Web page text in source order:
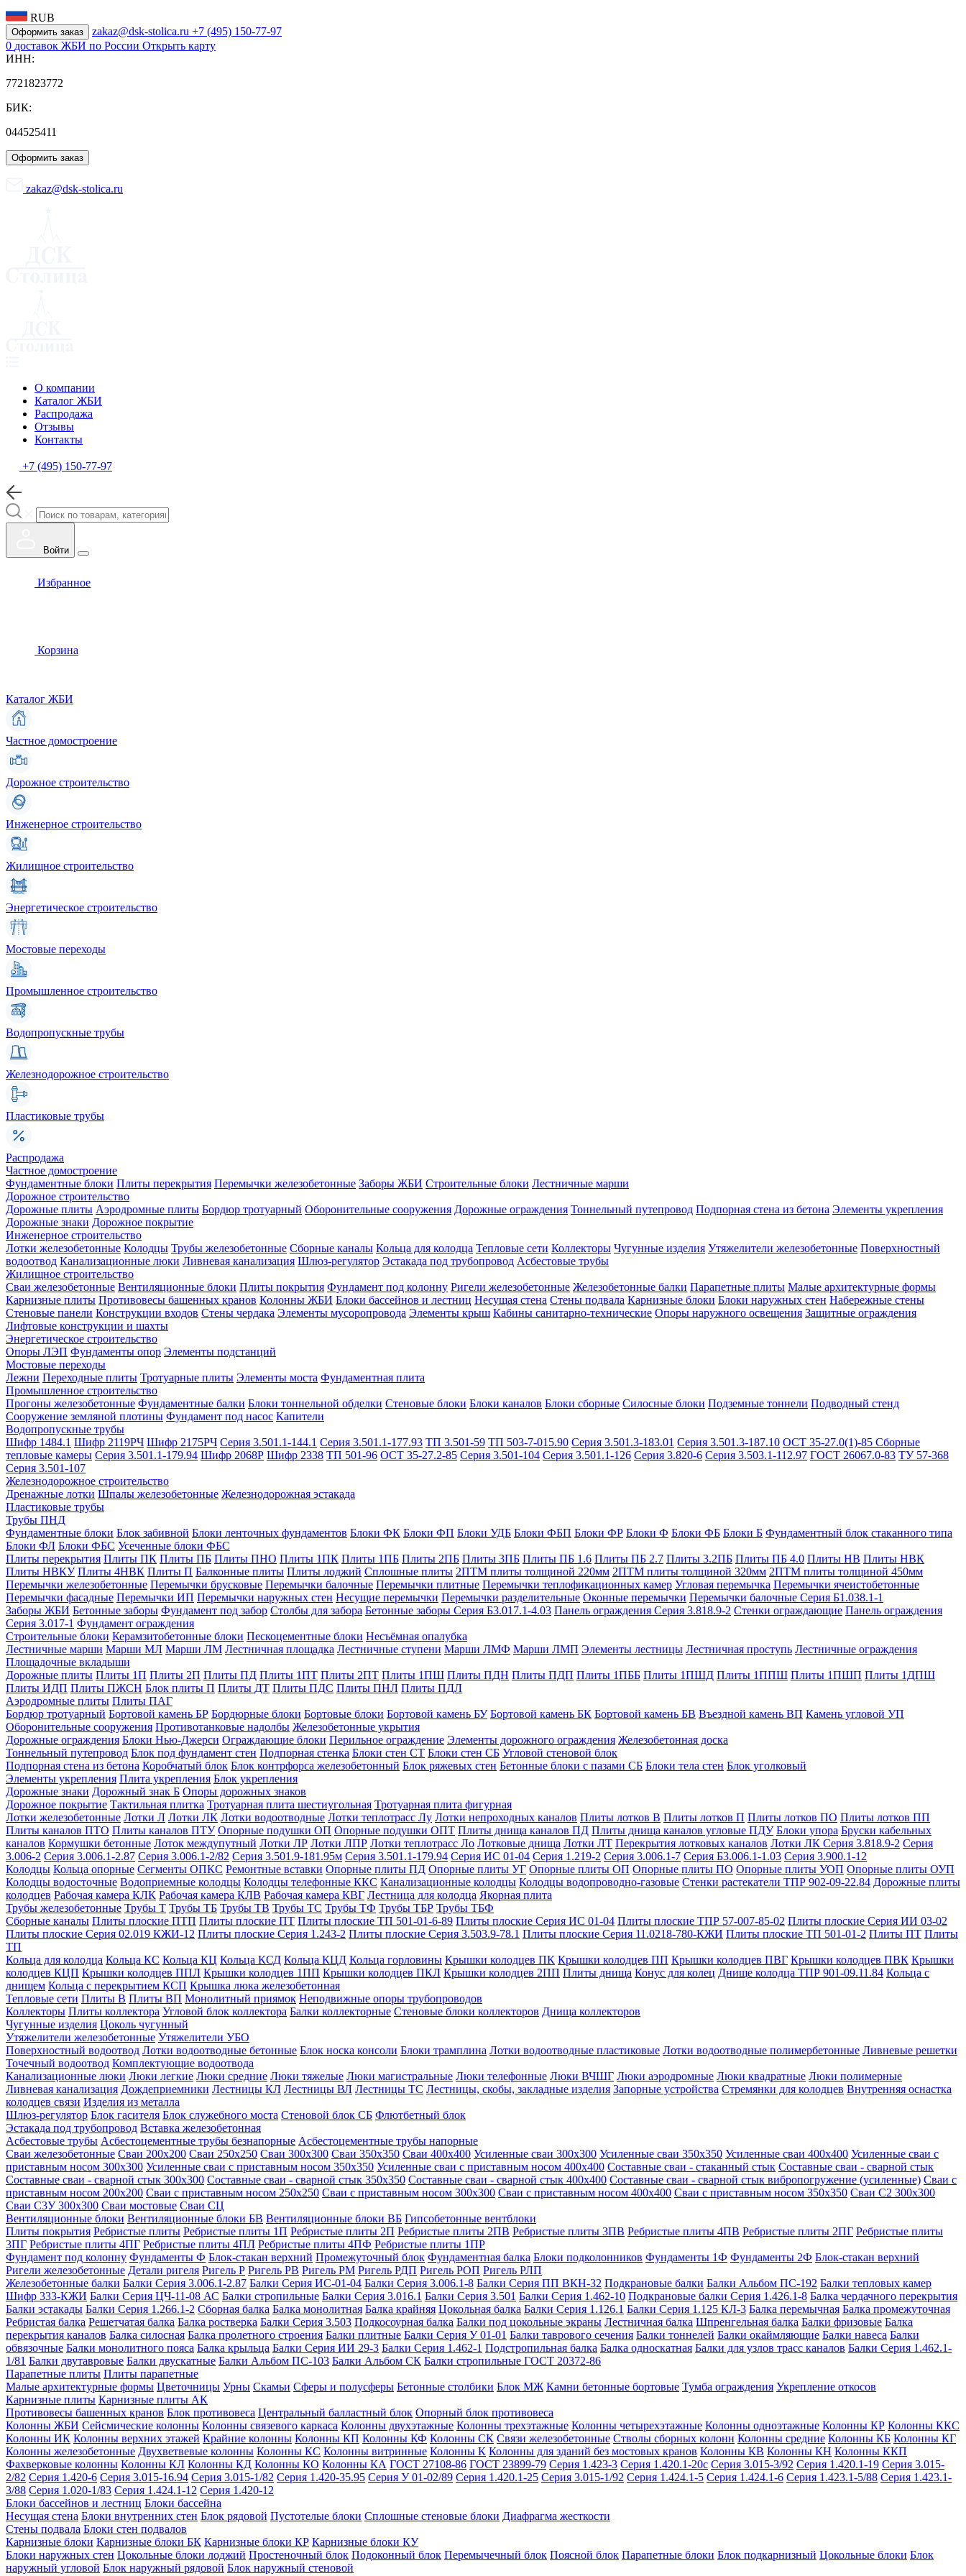
RUB
Оформить заказ zakaz@dsk-stolica.ru +7 (495) 150-77-97
0 доставок ЖБИ по России Открыть карту
ИНН:
7721823772
БИК:
044525411
Оформить заказ
zakaz@dsk-stolica.ru
О компании
Каталог ЖБИ
Распродажа
Отзывы
Контакты
+7 (495) 150-77-97
Войти
Избранное
Корзина
Каталог ЖБИ
Частное домостроение
Дорожное строительство
Инженерное строительство
Жилищное строительство
Энергетическое строительство
Мостовые переходы
Промышленное строительство
Водопропускные трубы
Железнодорожное строительство
Пластиковые трубы
Распродажа
Частное домостроение
Фундаментные блоки Плиты перекрытия Перемычки железобетонные Заборы ЖБИ Строительные блоки Лестничные марши
Дорожное строительство
Дорожные плиты Аэродромные плиты Бордюр тротуарный Оборонительные сооружения Дорожные ограждения Тоннельный путепровод Подпорная стена из бетона Элементы укрепления
Дорожные знаки Дорожное покрытие
Инженерное строительство
Лотки железобетонные Колодцы Трубы железобетонные Сборные каналы Кольца для колодца Тепловые сети Коллекторы Чугунные изделия Утяжелители железобетонные Поверхностный
водоотвод Канализационные люки Ливневая канализация Шлюз-регулятор Эстакада под трубопровод Асбестовые трубы
Жилищное строительство
Сваи железобетонные Вентиляционные блоки Плиты покрытия Фундамент под колонну Ригели железобетонные Железобетонные балки Парапетные плиты Малые архитектурные формы
Карнизные плиты Противовесы башенных кранов Колонны ЖБИ Блоки бассейнов и лестниц Несущая стена Стены подвала Карнизные блоки Блоки наружных стен Набережные стены
Стеновые панели Конструкции входов Стены чердака Элементы мусоропровода Элементы крыш Кабины санитарно-технические Опоры наружного освещения Защитные ограждения
Лифтовые конструкции и шахты
Энергетическое строительство
Опоры ЛЭП Фундаменты опор Элементы подстанций
Мостовые переходы
Лежни Переходные плиты Тротуарные плиты Элементы моста Фундаментная плита
Промышленное строительство
Прогоны железобетонные Фундаментные балки Блоки тоннельной обделки Стеновые блоки Блоки каналов Блоки сборные Силосные блоки Подземные тоннели Подводный стенд
Сооружение земляной плотины Фундамент под насос Капители
Водопропускные трубы
Шифр 1484.1 Шифр 2119РЧ Шифр 2175РЧ Серия 3.501.1-144.1 Серия 3.501.1-177.93 ТП 3.501-59 ТП 503-7-015.90 Серия 3.501.3-183.01 Серия 3.501.3-187.10 ОСТ 35-27.0(1)-85 Сборные
тепловые камеры Серия 3.501.1-179.94 Шифр 2068Р Шифр 2338 ТП 501-96 ОСТ 35-27.2-85 Серия 3.501-104 Серия 3.501.1-126 Серия 3.820-6 Серия 3.503.1-112.97 ГОСТ 26067.0-83 ТУ 57-368
Серия 3.501-107
Железнодорожное строительство
Дренажные лотки Шпалы железобетонные Железнодорожная эстакада
Пластиковые трубы
Трубы ПНД
Фундаментные блоки Блок забивной Блоки ленточных фундаментов Блоки ФК Блоки ФП Блоки УДБ Блоки ФБП Блоки ФР Блоки Ф Блоки ФБ Блоки Б Фундаментный блок стаканного типа
Блоки ФЛ Блоки ФБС Усеченные блоки ФБС
Плиты перекрытия Плиты ПК Плиты ПБ Плиты ПНО Плиты 1ПК Плиты 1ПБ Плиты 2ПБ Плиты 3ПБ Плиты ПБ 1.6 Плиты ПБ 2.7 Плиты 3.2ПБ Плиты ПБ 4.0 Плиты НВ Плиты НВК
Плиты НВКУ Плиты 4НВК Плиты П Балконные плиты Плиты лоджий Сплошные плиты 2ПТМ плиты толщиной 220мм 2ПТМ плиты толщиной 320мм 2ПТМ плиты толщиной 450мм
Перемычки железобетонные Перемычки брусковые Перемычки балочные Перемычки плитные Перемычки теплофикационных камер Угловая перемычка Перемычки ячеистобетонные
Перемычки фасадные Перемычки ИП Перемычки наружных стен Несущие перемычки Перемычки разделительные Оконные перемычки Перемычки балочные Серия Б1.038.1-1
Заборы ЖБИ Бетонные заборы Фундамент под забор Столбы для забора Бетонные заборы Серия Б3.017.1-4.03 Панель ограждения Серия 3.818.9-2 Стенки ограждающие Панель ограждения
Серия 3.017-1 Фундамент ограждения
Строительные блоки Керамзитобетонные блоки Пескоцементные блоки Несъёмная опалубка
Лестничные марши Марши МЛ Марши ЛМ Лестничная площадка Лестничные ступени Марши ЛМФ Марши ЛМП Элементы лестницы Лестничная проступь Лестничные ограждения
Площадочные вкладыши
Дорожные плиты Плиты 1П Плиты 2П Плиты ПД Плиты 1ПТ Плиты 2ПТ Плиты 1ПШ Плиты ПДН Плиты ПДП Плиты 1ПББ Плиты 1ПШД Плиты 1ППШ Плиты 1ПШП Плиты 1ДПШ
Плиты ИДП Плиты ПЖСН Блок плиты П Плиты ДТ Плиты ПДС Плиты ПНЛ Плиты ПДЛ
Аэродромные плиты Плиты ПАГ
Бордюр тротуарный Бортовой камень БР Бордюрные блоки Бортовые блоки Бортовой камень БУ Бортовой камень БК Бортовой камень БВ Въездной камень ВП Камень угловой УП
Оборонительные сооружения Противотанковые надолбы Железобетонные укрытия
Дорожные ограждения Блоки Нью-Джерси Ограждающие блоки Перильное ограждение Элементы дорожного ограждения Железобетонная доска
Тоннельный путепровод Блок под фундамент стен Подпорная стенка Блоки стен СТ Блоки стен СБ Угловой стеновой блок
Подпорная стена из бетона Коробчатый блок Блок контрфорса железобетонный Блок ряжевых стен Бетонные блоки с пазами СБ Блоки тела стен Блок уголковый
Элементы укрепления Плита укрепления Блок укрепления
Дорожные знаки Дорожный знак Б Опоры дорожных знаков
Дорожное покрытие Тактильная плитка Тротуарная плита шестиугольная Тротуарная плита фигурная
Лотки железобетонные Лотки Л Лотки ЛК Лотки водоотводные Лотки теплотрасс Лу Лотки непроходных каналов Плиты лотков В Плиты лотков П Плиты лотков ПО Плиты лотков ПП
Плиты каналов ПТО Плиты каналов ПТУ Опорные подушки ОП Опорные подушки ОПТ Плиты днища каналов ПД Плиты днища каналов угловые ПДУ Блоки упора Бруски кабельных
каналов Кормушки бетонные Лоток междупутный Лотки ЛР Лотки ЛПР Лотки теплотрасс Ло Лотковые днища Лотки ЛТ Перекрытия лотковых каналов Лотки ЛК Серия 3.818.9-2 Серия
3.006-2 Серия 3.006.1-2.87 Серия 3.006.1-2/82 Серия 3.501.9-181.95м Серия 3.501.1-179.94 Серия ИС 01-04 Серия 1.219-2 Серия 3.006.1-7 Серия Б3.006.1-1.03 Серия 3.900.1-12
Колодцы Кольца опорные Сегменты ОПКС Ремонтные вставки Опорные плиты ПД Опорные плиты УГ Опорные плиты ОП Опорные плиты ПО Опорные плиты УОП Опорные плиты ОУП
Колодцы водосточные Водоприемные колодцы Колодцы телефонные ККС Канализационные колодцы Колодцы водопроводно-газовые Стенки растекатели ТПР 902-09-22.84 Дорожные плиты
колодцев Рабочая камера КЛК Рабочая камера КЛВ Рабочая камера КВГ Лестница для колодца Якорная плита
Трубы железобетонные Трубы Т Трубы ТБ Трубы ТВ Трубы ТС Трубы ТФ Трубы ТБР Трубы ТБФ
Сборные каналы Плиты плоские ПТП Плиты плоские ПТ Плиты плоские ТП 501-01-6-89 Плиты плоские Серия ИС 01-04 Плиты плоские ТПР 57-007-85-02 Плиты плоские Серия ИИ 03-02
Плиты плоские Серия 02.019 КЖИ-12 Плиты плоские Серия 1.243-2 Плиты плоские Серия 3.503.9-78.1 Плиты плоские Серия 11.0218-780-КЖИ Плиты плоские ТП 501-01-2 Плиты ПТ Плиты
ТП
Кольца для колодца Кольца КС Кольца КЦ Кольца КСД Кольца КЦД Кольца горловины Крышки колодцев ПК Крышки колодцев ПП Крышки колодцев ПВГ Крышки колодцев ПВК Крышки
колодцев КЦП Крышки колодцев ППЛ Крышки колодцев 1ПП Крышки колодцев ПКЛ Крышки колодцев 2ПП Плиты днища Конус для колец Днище колодца ТПР 901-09.11.84 Кольца с
днищем Кольца с перекрытием КСП Крышка люка железобетонная
Тепловые сети Плиты В Плиты ВП Монолитный приямок Неподвижные опоры трубопроводов
Коллекторы Плиты коллектора Угловой блок коллектора Балки коллекторные Стеновые блоки коллекторов Днища коллекторов
Чугунные изделия Цоколь чугунный
Утяжелители железобетонные Утяжелители УБО
Поверхностный водоотвод Лотки водоотводные бетонные Блок носка консоли Блоки трамплина Лотки водоотводные пластиковые Лотки водоотводные полимербетонные Ливневые решетки
Точечный водоотвод Комплектующие водоотвода
Канализационные люки Люки легкие Люки средние Люки тяжелые Люки магистральные Люки телефонные Люки ВЧШГ Люки аэродромные Люки квадратные Люки полимерные
Ливневая канализация Дождеприемники Лестницы КЛ Лестницы ВЛ Лестницы ТС Лестницы, скобы, закладные изделия Запорные устройства Стремянки для колодцев Внутренняя оснастка
колодцев связи Изделия из металла
Шлюз-регулятор Блок гасителя Блок служебного моста Стеновой блок СБ Флютбетный блок
Эстакада под трубопровод Вставка железобетонная
Асбестовые трубы Асбестоцементные трубы безнапорные Асбестоцементные трубы напорные
Сваи железобетонные Сваи 200х200 Сваи 250х250 Сваи 300х300 Сваи 350х350 Сваи 400х400 Усиленные сваи 300х300 Усиленные сваи 350х350 Усиленные сваи 400х400 Усиленные сваи с
приставным носом 300х300 Усиленные сваи с приставным носом 350х350 Усиленные сваи с приставным носом 400х400 Составные сваи - стаканный стык Составные сваи - сварной стык
Составные сваи - сварной стык 300х300 Составные сваи - сварной стык 350х350 Составные сваи - сварной стык 400х400 Составные сваи - сварной стык вибропогружение (усиленные) Сваи с
приставным носом 200х200 Сваи с приставным носом 250х250 Сваи с приставным носом 300х300 Сваи с приставным носом 400х400 Сваи с приставным носом 350х350 Сваи С2 300х300
Сваи С3У 300х300 Сваи мостовые Сваи СЦ
Вентиляционные блоки Вентиляционные блоки БВ Вентиляционные блоки ВБ Гипсобетонные вентблоки
Плиты покрытия Ребристые плиты Ребристые плиты 1П Ребристые плиты 2П Ребристые плиты 2ПВ Ребристые плиты 3ПВ Ребристые плиты 4ПВ Ребристые плиты 2ПГ Ребристые плиты
3ПГ Ребристые плиты 4ПГ Ребристые плиты 4ПЛ Ребристые плиты 4ПФ Ребристые плиты 1ПР
Фундамент под колонну Фундаменты Ф Блок-стакан верхний Промежуточный блок Фундаментная балка Блоки подколонников Фундаменты 1Ф Фундаменты 2Ф Блок-стакан верхний
Ригели железобетонные Детали ригеля Ригель Р Ригель РВ Ригель РМ Ригель РДП Ригель РОП Ригель РЛП
Железобетонные балки Балки Серия 3.006.1-2.87 Балки Серия ИС-01-04 Балки Серия 3.006.1-8 Балки Серия ПП ВКН-32 Подкрановые балки Балки Альбом ПС-192 Балки тепловых камер
Шифр 333-КЖИ Балки Серия ЦЧ-11-08 АС Балки стропильные Балки Серия 3.016.1 Балки Серия 3.501 Балки Серия 1.462-10 Подкрановые балки Серия 1.426.1-8 Балка чердачного перекрытия
Балки эстакады Балки Серия 1.266.1-2 Сборная балка Балка монолитная Балка крайняя Цокольная балка Балки Серия 1.126.1 Балки Серия 1.125 КЛ-3 Балка перемычная Балка промежуточная
Ребристая балка Решетчатая балка Балка ростверка Балки Серия 3.503 Подкосоурная балка Балки под цокольные экраны Лестничная балка Шпренгельная балка Балки фризовые Балка
перекрытия каналов Балка силосная Балка пролетного строения Балки плитные Балки Серия У 01-01 Балки таврового сечения Балки тоннелей Балки окаймляющие Балки навеса Балки
обвязочные Балки монолитного пояса Балка крыльца Балки Серия ИИ 29-3 Балки Серия 1.462-1 Подстропильная балка Балка односкатная Балки для узлов трасс каналов Балки Серия 1.462.1-
1/81 Балки двутавровые Балки двускатные Балки Альбом ПС-103 Балки Альбом СК Балки стропильные ГОСТ 20372-86
Парапетные плиты Плиты парапетные
Малые архитектурные формы Цветочницы Урны Скамьи Сферы и полусферы Бетонные столбики Блок МЖ Камни бетонные бортовые Тумба ограждения Укрепление откосов
Карнизные плиты Карнизные плиты АК
Противовесы башенных кранов Блок противовеса Центральный балластный блок Опорный блок противовеса
Колонны ЖБИ Сейсмические колонны Колонны связевого каркаса Колонны двухэтажные Колонны трехэтажные Колонны четырехэтажные Колонны одноэтажные Колонны КР Колонны ККС
Колонны ИК Колонны верхних этажей Крайние колонны Колонны КП Колонны КФ Колонны СК Связи железобетонные Стволы сборных колонн Колонны средние Колонны КБ Колонны КГ
Колонны железобетонные Двухветвевые колонны Колонны КС Колонны витринные Колонны К Колонны для зданий без мостовых кранов Колонны КВ Колонны КН Колонны ККП
Фахверковые колонны Колонны КЛ Колонны КД Колонны КО Колонны КА ГОСТ 27108-86 ГОСТ 23899-79 Серия 1.423-3 Серия 1.420.1-20с Серия 3.015-3/92 Серия 1.420.1-19 Серия 3.015-
2/82 Серия 1.420-6 Серия 3.015-16.94 Серия 3.015-1/82 Серия 1.420-35.95 Серия У 01-02/89 Серия 1.420.1-25 Серия 3.015-1/92 Серия 1.424.1-5 Серия 1.424.1-6 Серия 1.423.1-5/88 Серия 1.423.1-
3/88 Серия 1.020-1/83 Серия 1.424.1-12 Серия 1.420-12
Блоки бассейнов и лестниц Блоки бассейна
Несущая стена Блоки внутренних стен Блок рядовой Пустотелые блоки Сплошные стеновые блоки Диафрагма жесткости
Стены подвала Блоки стен подвалов
Карнизные блоки Карнизные блоки БК Карнизные блоки КР Карнизные блоки КУ
Блоки наружных стен Цокольные блоки лоджий Простеночный блок Подоконный блок Перемычечный блок Поясной блок Парапетные блоки Блок подкарнизный Цокольные блоки Блок
наружный угловой Блок наружный рядовой Блок наружный стеновой